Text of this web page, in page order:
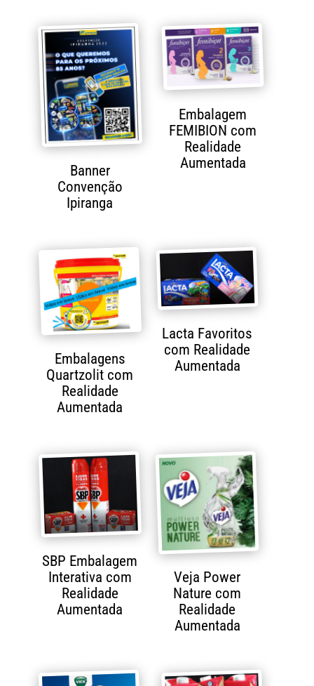
Banner
Convenção
Ipiranga
Embalagem
FEMIBION com
Realidade
Aumentada
Embalagens
Quartzolit com
Realidade
Aumentada
Lacta Favoritos
com Realidade
Aumentada
SBP Embalagem
Interativa com
Realidade
Aumentada
Veja Power
Nature com
Realidade
Aumentada